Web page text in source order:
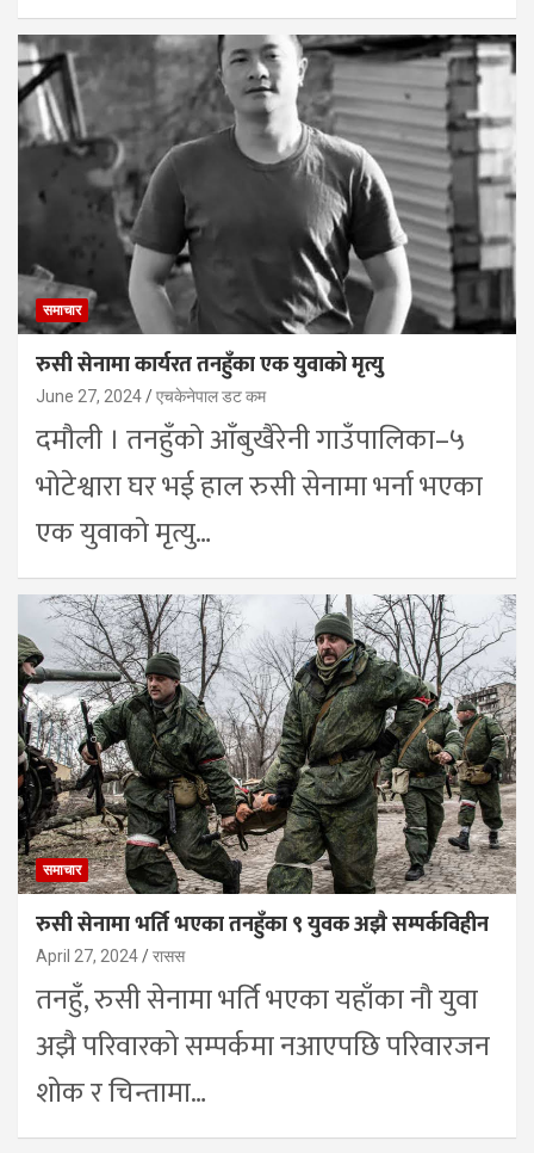
समाचार
रुसी सेनामा कार्यरत तनहुँका एक युवाको मृत्यु
June 27, 2024 एचकेनेपाल डट कम
दमौली । तनहुँको आँबुखैरेनी गाउँपालिका–५
भोटेश्वारा घर भई हाल रुसी सेनामा भर्ना भएका
एक युवाको मृत्यु…
समाचार
रुसी सेनामा भर्ति भएका तनहुँका ९ युवक अझै सम्पर्कविहीन
April 27, 2024 रासस
तनहुँ, रुसी सेनामा भर्ति भएका यहाँका नौ युवा
अझै परिवारको सम्पर्कमा नआएपछि परिवारजन
शोक र चिन्तामा…